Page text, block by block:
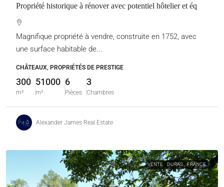
Propriété historique à rénover avec potentiel hôtelier et éq
Magnifique propriété à vendre, construite en 1752, avec
une surface habitable de...
CHÂTEAUX, PROPRIÉTÉS DE PRESTIGE
300
m²
51000
m²
6
Pièces
3
Chambres
Alexander James Real Estate
VENTE DURAS FRANCE